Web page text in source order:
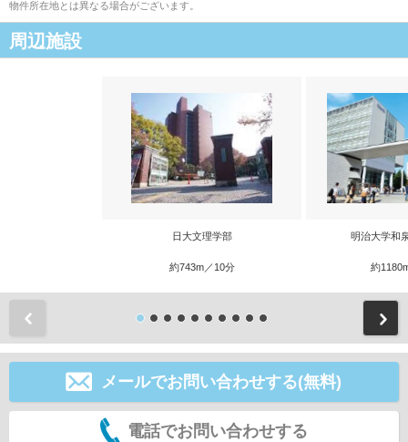
物件所在地とは異なる場合がございます。
周辺施設
日大文理学部
約743m／10分
明治大学和
約
メールでお問い合わせする(無料)
電話でお問い合わせする